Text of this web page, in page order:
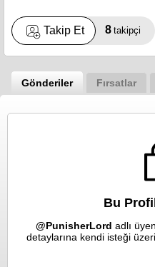
Takip Et 8 takipçi
Gönderiler Fırsatlar
Bu
@PunisherLord adlı
detaylarına kendi isteği